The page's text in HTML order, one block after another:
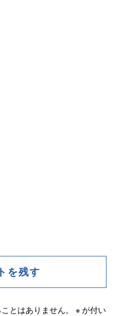
を残す
とはありません。 ※ が付い